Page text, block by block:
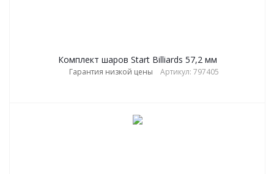
Комплект шаров Start Billiards 57,2 мм
Гарантия низкой цены Артикул: 797405